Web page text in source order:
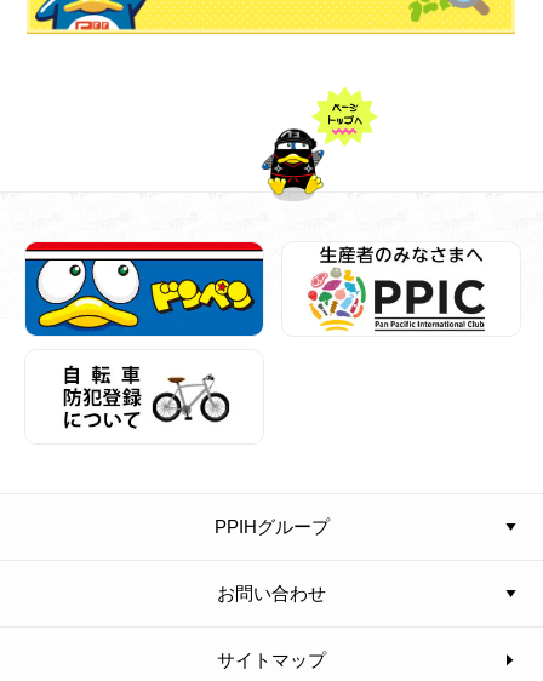
PPIHグループ
お問い合わせ
サイトマップ